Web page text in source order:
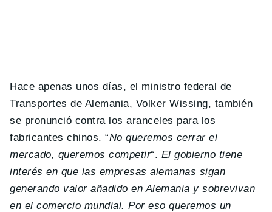
Hace apenas unos días, el ministro federal de
Transportes de Alemania, Volker Wissing, también
se pronunció contra los aranceles para los
fabricantes chinos. “No queremos cerrar el
mercado, queremos competir“. El gobierno tiene
interés en que las empresas alemanas sigan
generando valor añadido en Alemania y sobrevivan
en el comercio mundial. Por eso queremos un